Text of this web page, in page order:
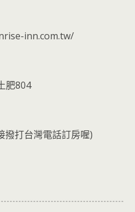
inn.com.tw/
肥804
撥打台灣電話訂房喔)